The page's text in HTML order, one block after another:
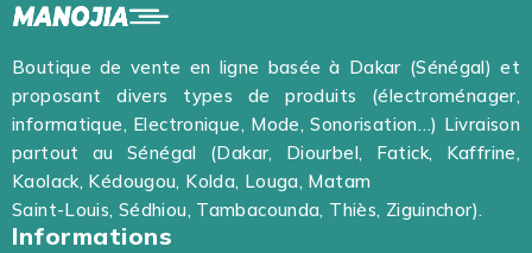
Boutique de vente en ligne basée à Dakar (Sénégal) et
proposant divers types de produits (électroménager,
informatique, Electronique, Mode, Sonorisation…) Livraison
partout au Sénégal (Dakar, Diourbel, Fatick, Kaffrine,
Kaolack, Kédougou, Kolda, Louga, Matam
Saint-Louis, Sédhiou, Tambacounda, Thiès, Ziguinchor).
Informations